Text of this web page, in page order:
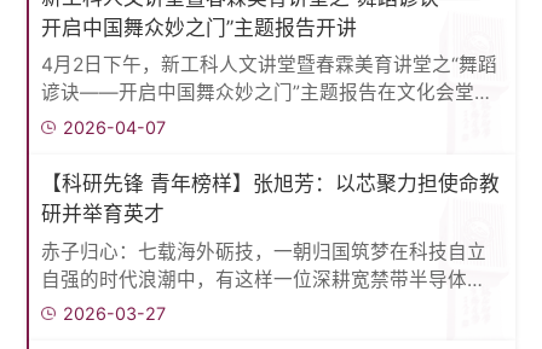
开启中国舞众妙之门”主题报告开讲
4月2日下午，新工科人文讲堂暨春霖美育讲堂之“舞蹈
谚诀——开启中国舞众妙之门”主题报告在文化会堂举
办。本讲邀请中国艺术研究院舞蹈研究所研究员金浩
余名师生参加报告会。机材学院党委书记王文革主持
报告。讲座伊始，金浩教授阐释了舞蹈谚诀的核心内
授的专业话术，兼具固定韵式与形态特征，是舞者代
代相传的艺术心法，贯穿于表...
2026-04-07
【科研先锋 青年榜样】张旭芳：以芯聚力担使命教
研并举育英才
赤子归心：七载海外砺技，一朝归国筑梦在科技自立
自强的时代浪潮中，有这样一位深耕宽禁带半导体领
域的青年学者，她怀揣报国热忱，海外求学研技七
2026-03-27